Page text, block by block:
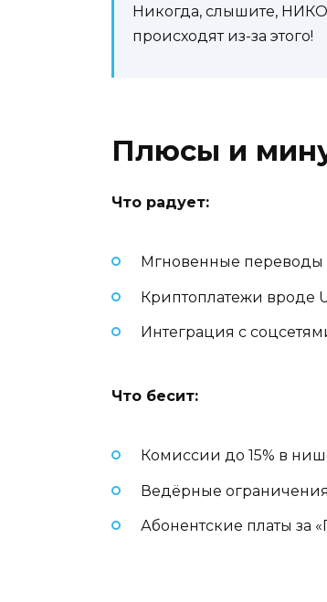
Никогда, слышите,
происходят из-за этого!
Плюсы и
Что радует:
Мгновенные
Криптоплатежи вроде
Интеграция с
Что бесит:
Комиссии до 15% в
Ведёрные
Абонентские платы за